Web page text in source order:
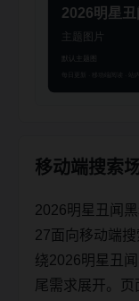
移动端搜索
2026明星丑闻
27面向移动端
绕2026明星丑
尾需求展开。